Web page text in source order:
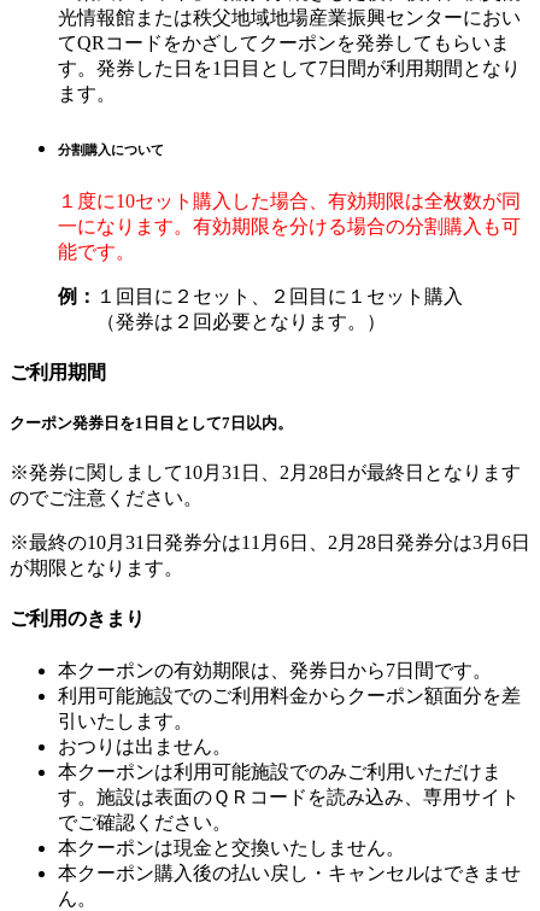
光情報館または秩父地域地場産業振興センターにおい
てQRコードをかざしてクーポンを発券してもらいま
す。発券した日を1日目として7日間が利用期間となり
ます。
分割購入について
１度に10セット購入した場合、有効期限は全枚数が同
一になります。有効期限を分ける場合の分割購入も可
能です。
例： １回目に２セット、２回目に１セット購入
（発券は２回必要となります。）
ご利用期間
クーポン発券日を1日目として7日以内。
※発券に関しまして10月31日、2月28日が最終日となります
のでご注意ください。
※最終の10月31日発券分は11月6日、2月28日発券分は3月6日
が期限となります。
ご利用のきまり
本クーポンの有効期限は、発券日から7日間です。
利用可能施設でのご利用料金からクーポン額面分を差
引いたします。
おつりは出ません。
本クーポンは利用可能施設でのみご利用いただけま
す。施設は表面のＱＲコードを読み込み、専用サイト
でご確認ください。
本クーポンは現金と交換いたしません。
本クーポン購入後の払い戻し・キャンセルはできませ
ん。